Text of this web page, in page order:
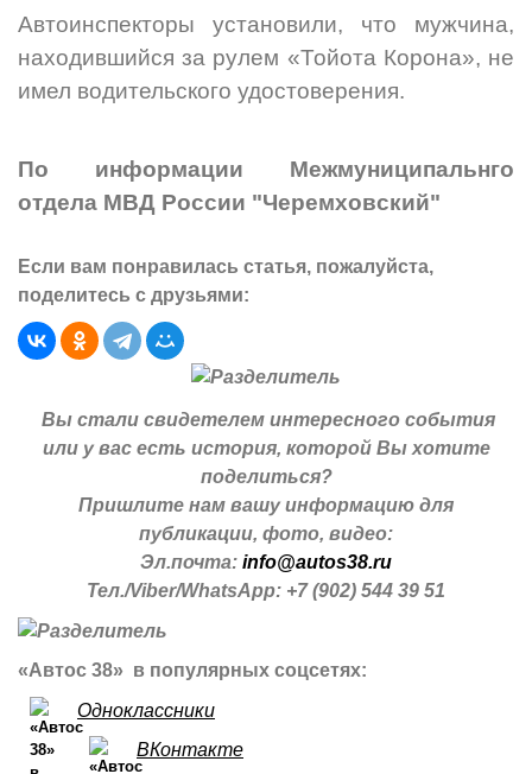
Автоинспекторы установили, что мужчина,
находившийся за рулем «Тойота Корона», не
имел водительского удостоверения.
По информации Межмуниципальнго
отдела МВД России "Черемховский"
Если вам понравилась статья, пожалуйста,
поделитесь с друзьями:
Вы стали свидетелем интересного события
или у вас есть история, которой Вы хотите
поделиться?
Пришлите нам вашу информацию для
публикации, фото, видео:
Эл.почта: info@autos38.ru
Тел./Viber/WhatsApp: +7 (902) 544 39 51
«Автос 38» в популярных соцсетях:
Одноклассники
ВКонтакте